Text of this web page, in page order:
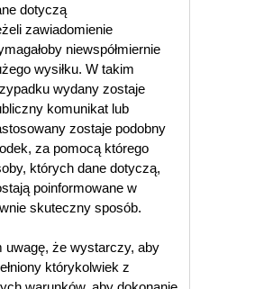
dotyczą
zawiadomienie
niewspółmiernie
wysiłku. W takim
wydany zostaje
komunikat lub
zostaje podobny
za pomocą którego
których dane dotyczą,
poinformowane w
skuteczny sposób.
uwagę, że wystarczy, aby
którykolwiek z